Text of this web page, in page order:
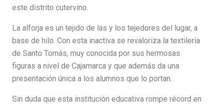
este distrito cutervino.
La alforja es un tejido de las y los tejedores del lugar, a
base de hilo. Con esta inactiva se revaloriza la textilería
de Santo Tomás, muy conocida por sus hermosas
figuras a nivel de Cajamarca y que además da una
presentación única a los alumnos que lo portan.
Sin duda que esta institución educativa rompe récord en